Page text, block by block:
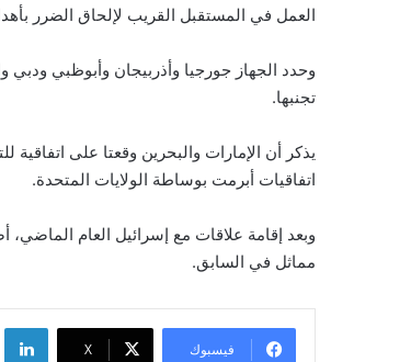
العمل في المستقبل القريب لإلحاق الضرر
وحدد الجهاز جورجيا وأذربيجان وأبوظبي
تجنبها.
يذكر أن الإمارات والبحرين وقعتا على
اتفاقيات أبرمت بوساطة الولايات المتحدة.
وبعد إقامة علاقات مع إسرائيل العام الماضي،
مماثل في السابق.
فيسبوك ‫X